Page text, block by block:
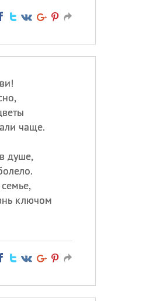
чаще.
душе,
ключом